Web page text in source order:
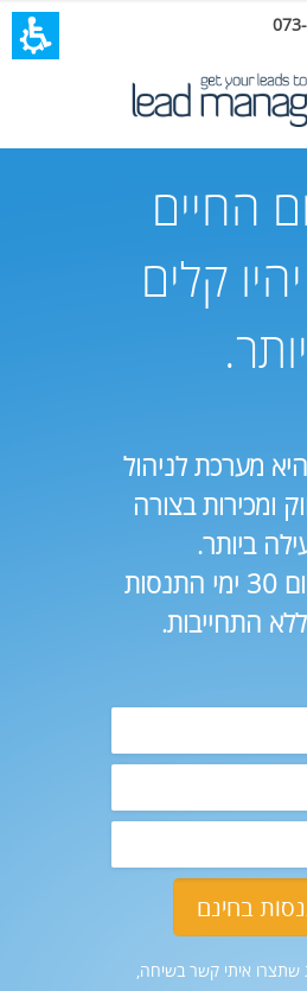
החיים
קלים
יותר.
מערכת לניהול
ומכירות בצורה
ביותר.
התחילו היום 30 ימי התנסות
התחייבות.
איתי קשר בשיחה,